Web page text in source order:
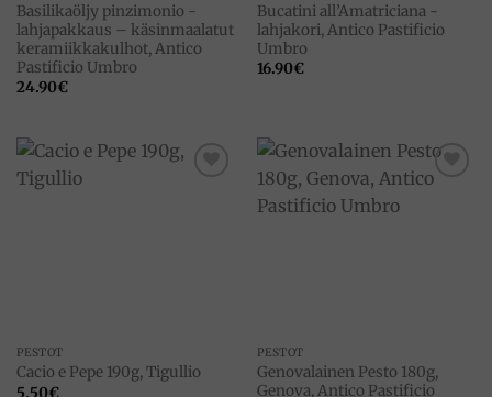
Basilikaöljy pinzimonio -
lahjapakkaus – käsinmaalatut
keramiikkakulhot, Antico
Pastificio Umbro
24.90€
Bucatini all’Amatriciana -
lahjakori, Antico Pastificio
Umbro
16.90€
PESTOT
Cacio e Pepe 190g, Tigullio
5.50€
PESTOT
Genovalainen Pesto 180g,
Genova, Antico Pastificio